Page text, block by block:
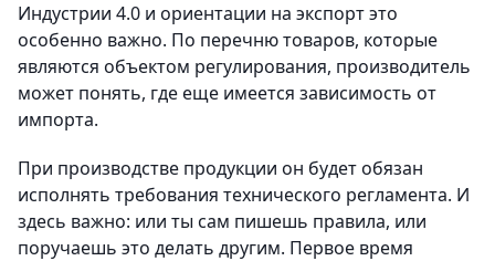
Индустрии 4.0 и ориентации на экспорт это
особенно важно. По перечню товаров, которые
являются объектом регулирования, производитель
может понять, где еще имеется зависимость от
импорта.
При производстве продукции он будет обязан
исполнять требования технического регламента. И
здесь важно: или ты сам пишешь правила, или
поручаешь это делать другим. Первое время